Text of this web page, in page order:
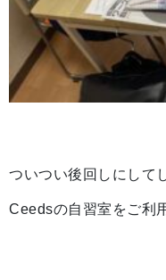
ついつい後回しにして
Ceedsの自習室をご利